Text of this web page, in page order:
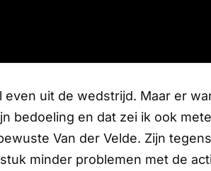
even uit de wedstrijd. Maar er
bedoeling en dat zei ik ook
Van der Velde. Zijn
minder problemen met de